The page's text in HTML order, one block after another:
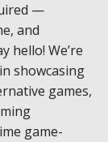
—
and
hello! We’re
showcasing
games,
game-